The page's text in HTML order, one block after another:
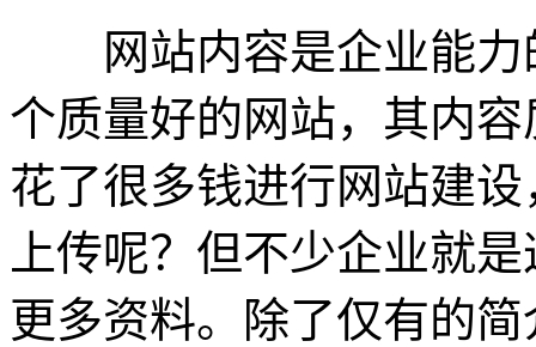
网站内容是企业能力
个质量好的网站，其内
花了很多钱进行网站建
上传呢？但不少企业就
更多资料。除了仅有的